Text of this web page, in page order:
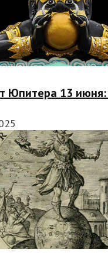
Юпитера 13